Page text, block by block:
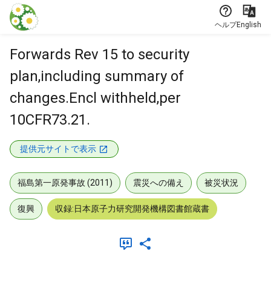
本文に飛ぶ
ヘルプEnglish
Forwards Rev 15 to security
plan,including summary of
changes.Encl withheld,per
10CFR73.21.
提供元サイトで表示
福島第一原発事故 (2011) 震災への備え 被災状況
復興 収録:日本原子力研究開発機構図書館蔵書